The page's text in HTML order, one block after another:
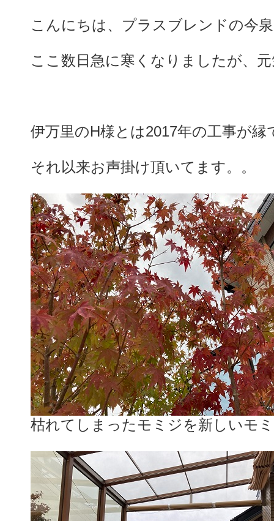
こんにちは、プラスブレンドの今
ここ数日急に寒くなりましたが、
伊万里のH様とは2017年の工事が縁
それ以来お声掛け頂いてます。。
枯れてしまったモミジを新しいモ